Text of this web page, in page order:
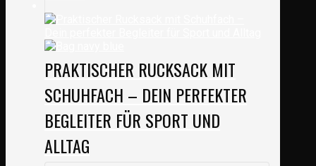
PRAKTISCHER RUCKSACK MIT
SCHUHFACH – DEIN PERFEKTER
BEGLEITER FÜR SPORT UND
ALLTAG